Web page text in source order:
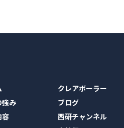
強み
容
クレアボーラー
ブログ
西研チャンネル